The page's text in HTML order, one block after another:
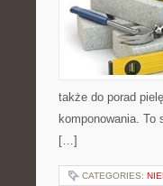
także do porad
komponowania.
[…]
CATEGORIES: